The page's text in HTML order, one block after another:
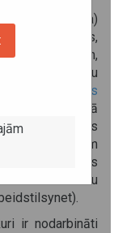
(Tariffnemda)
noteikumus,
autovadītājiem,
ar pilnu
atalgojums
ne mazākai kā
kompetentās
Par katrām
1/3 no šīs
ievērošanu
ir nodarbināti